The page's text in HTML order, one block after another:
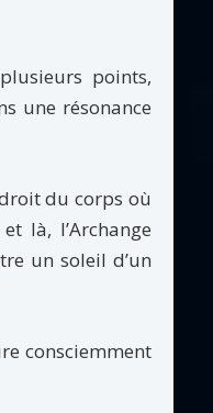
points,
une résonance
du corps où
là, l’Archange
un soleil d’un
consciemment